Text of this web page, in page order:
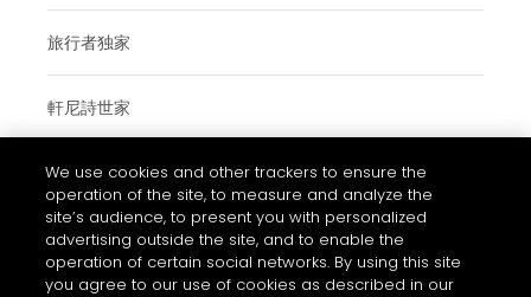
旅行者独家
軒尼詩世家
參觀軒尼詩
使用條款與細則
We use cookies and other trackers to ensure the
operation of the site, to measure and analyze the
site’s audience, to present you with personalized
advertising outside the site, and to enable the
operation of certain social networks. By using this site
you agree to our use of cookies as described in our